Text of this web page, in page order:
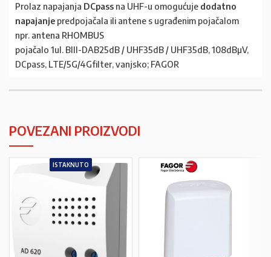
Prolaz napajanja DCpass na UHF-u omogućuje dodatno
napajanje predpojačala ili antene s ugrađenim pojačalom
npr. antena RHOMBUS
pojačalo 1ul. BIII-DAB25dB / UHF35dB / UHF35dB, 108dBµV,
DCpass, LTE/5G/4Gfilter, vanjsko; FAGOR
POVEZANI PROIZVODI
ISTAKNUTO